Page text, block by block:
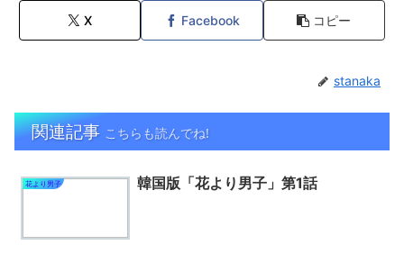
X Facebook コピー
stanaka
関連記事 こちらも読んでね!
花より男子 韓国版「花より男子」第1話